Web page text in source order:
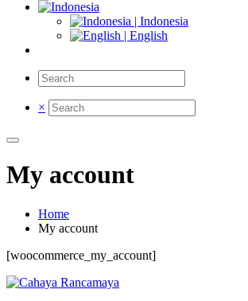
| Indonesia
| English
×
My account
Home
My account
[woocommerce_my_account]